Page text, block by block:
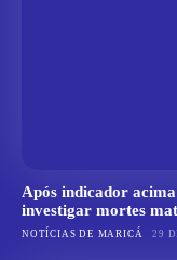
Após indicador
investigar mortes
NOTÍCIAS DE MARICÁ 29